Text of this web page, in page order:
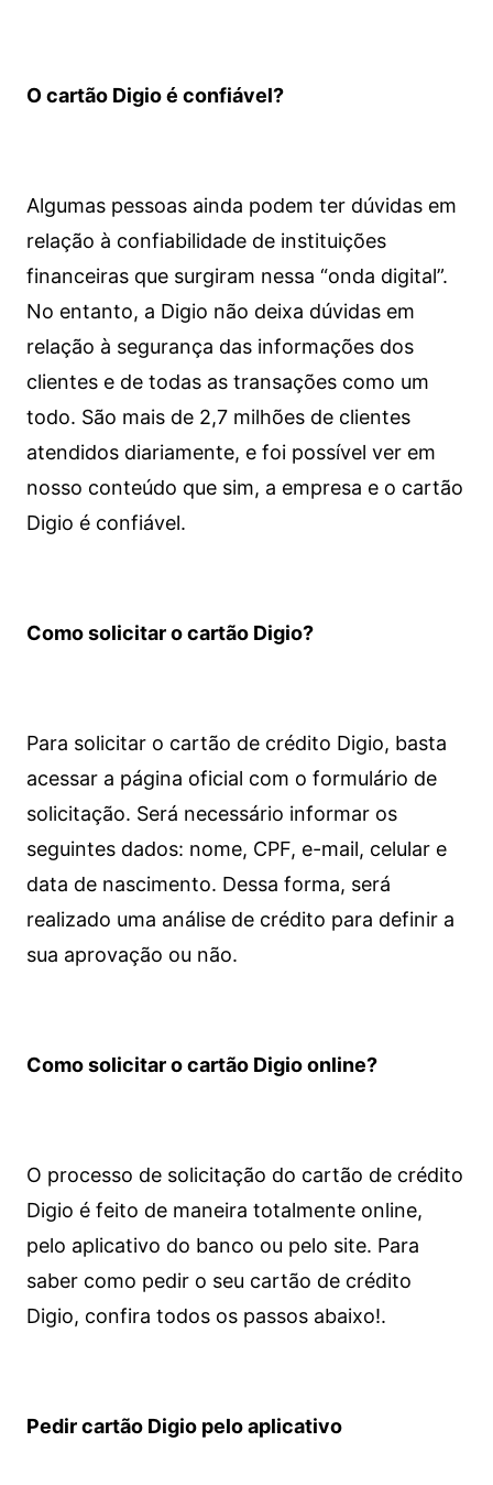
O cartão Digio é confiável?
Algumas pessoas ainda podem ter dúvidas em
relação à confiabilidade de instituições
financeiras que surgiram nessa “onda digital”.
No entanto, a Digio não deixa dúvidas em
relação à segurança das informações dos
clientes e de todas as transações como um
todo. São mais de 2,7 milhões de clientes
atendidos diariamente, e foi possível ver em
nosso conteúdo que sim, a empresa e o cartão
Digio é confiável.
Como solicitar o cartão Digio?
Para solicitar o cartão de crédito Digio, basta
acessar a página oficial com o formulário de
solicitação. Será necessário informar os
seguintes dados: nome, CPF, e-mail, celular e
data de nascimento. Dessa forma, será
realizado uma análise de crédito para definir a
sua aprovação ou não.
Como solicitar o cartão Digio online?
O processo de solicitação do cartão de crédito
Digio é feito de maneira totalmente online,
pelo aplicativo do banco ou pelo site. Para
saber como pedir o seu cartão de crédito
Digio, confira todos os passos abaixo!.
Pedir cartão Digio pelo aplicativo